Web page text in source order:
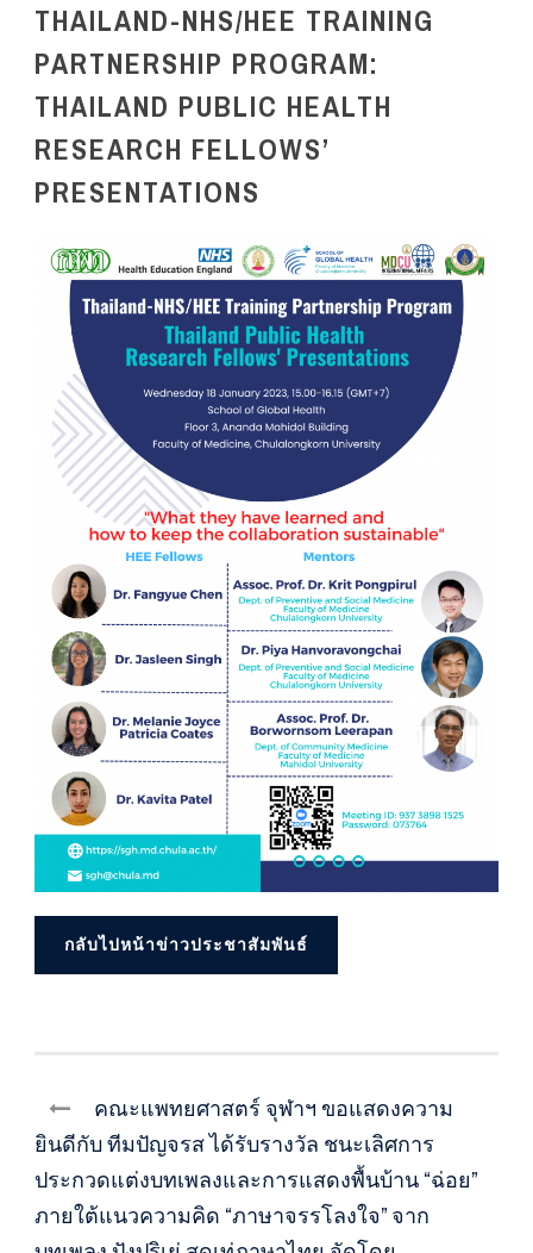
THAILAND-NHS/HEE TRAINING
PARTNERSHIP PROGRAM:
THAILAND PUBLIC HEALTH
RESEARCH FELLOWS’
PRESENTATIONS
กลับไปหน้าข่าวประชาสัมพันธ์
คณะแพทยศาสตร์ จุฬาฯ ขอแสดงความ
ยินดีกับ ทีมปัญจรส ได้รับรางวัล ชนะเลิศการ
ประกวดแต่งบทเพลงและการแสดงพื้นบ้าน “ฉ่อย”
ภายใต้แนวความคิด “ภาษาจรรโลงใจ” จาก